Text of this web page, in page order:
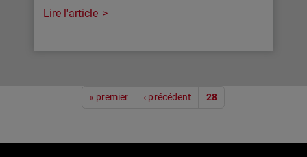
Lire l'article
« premier ‹ précédent 28